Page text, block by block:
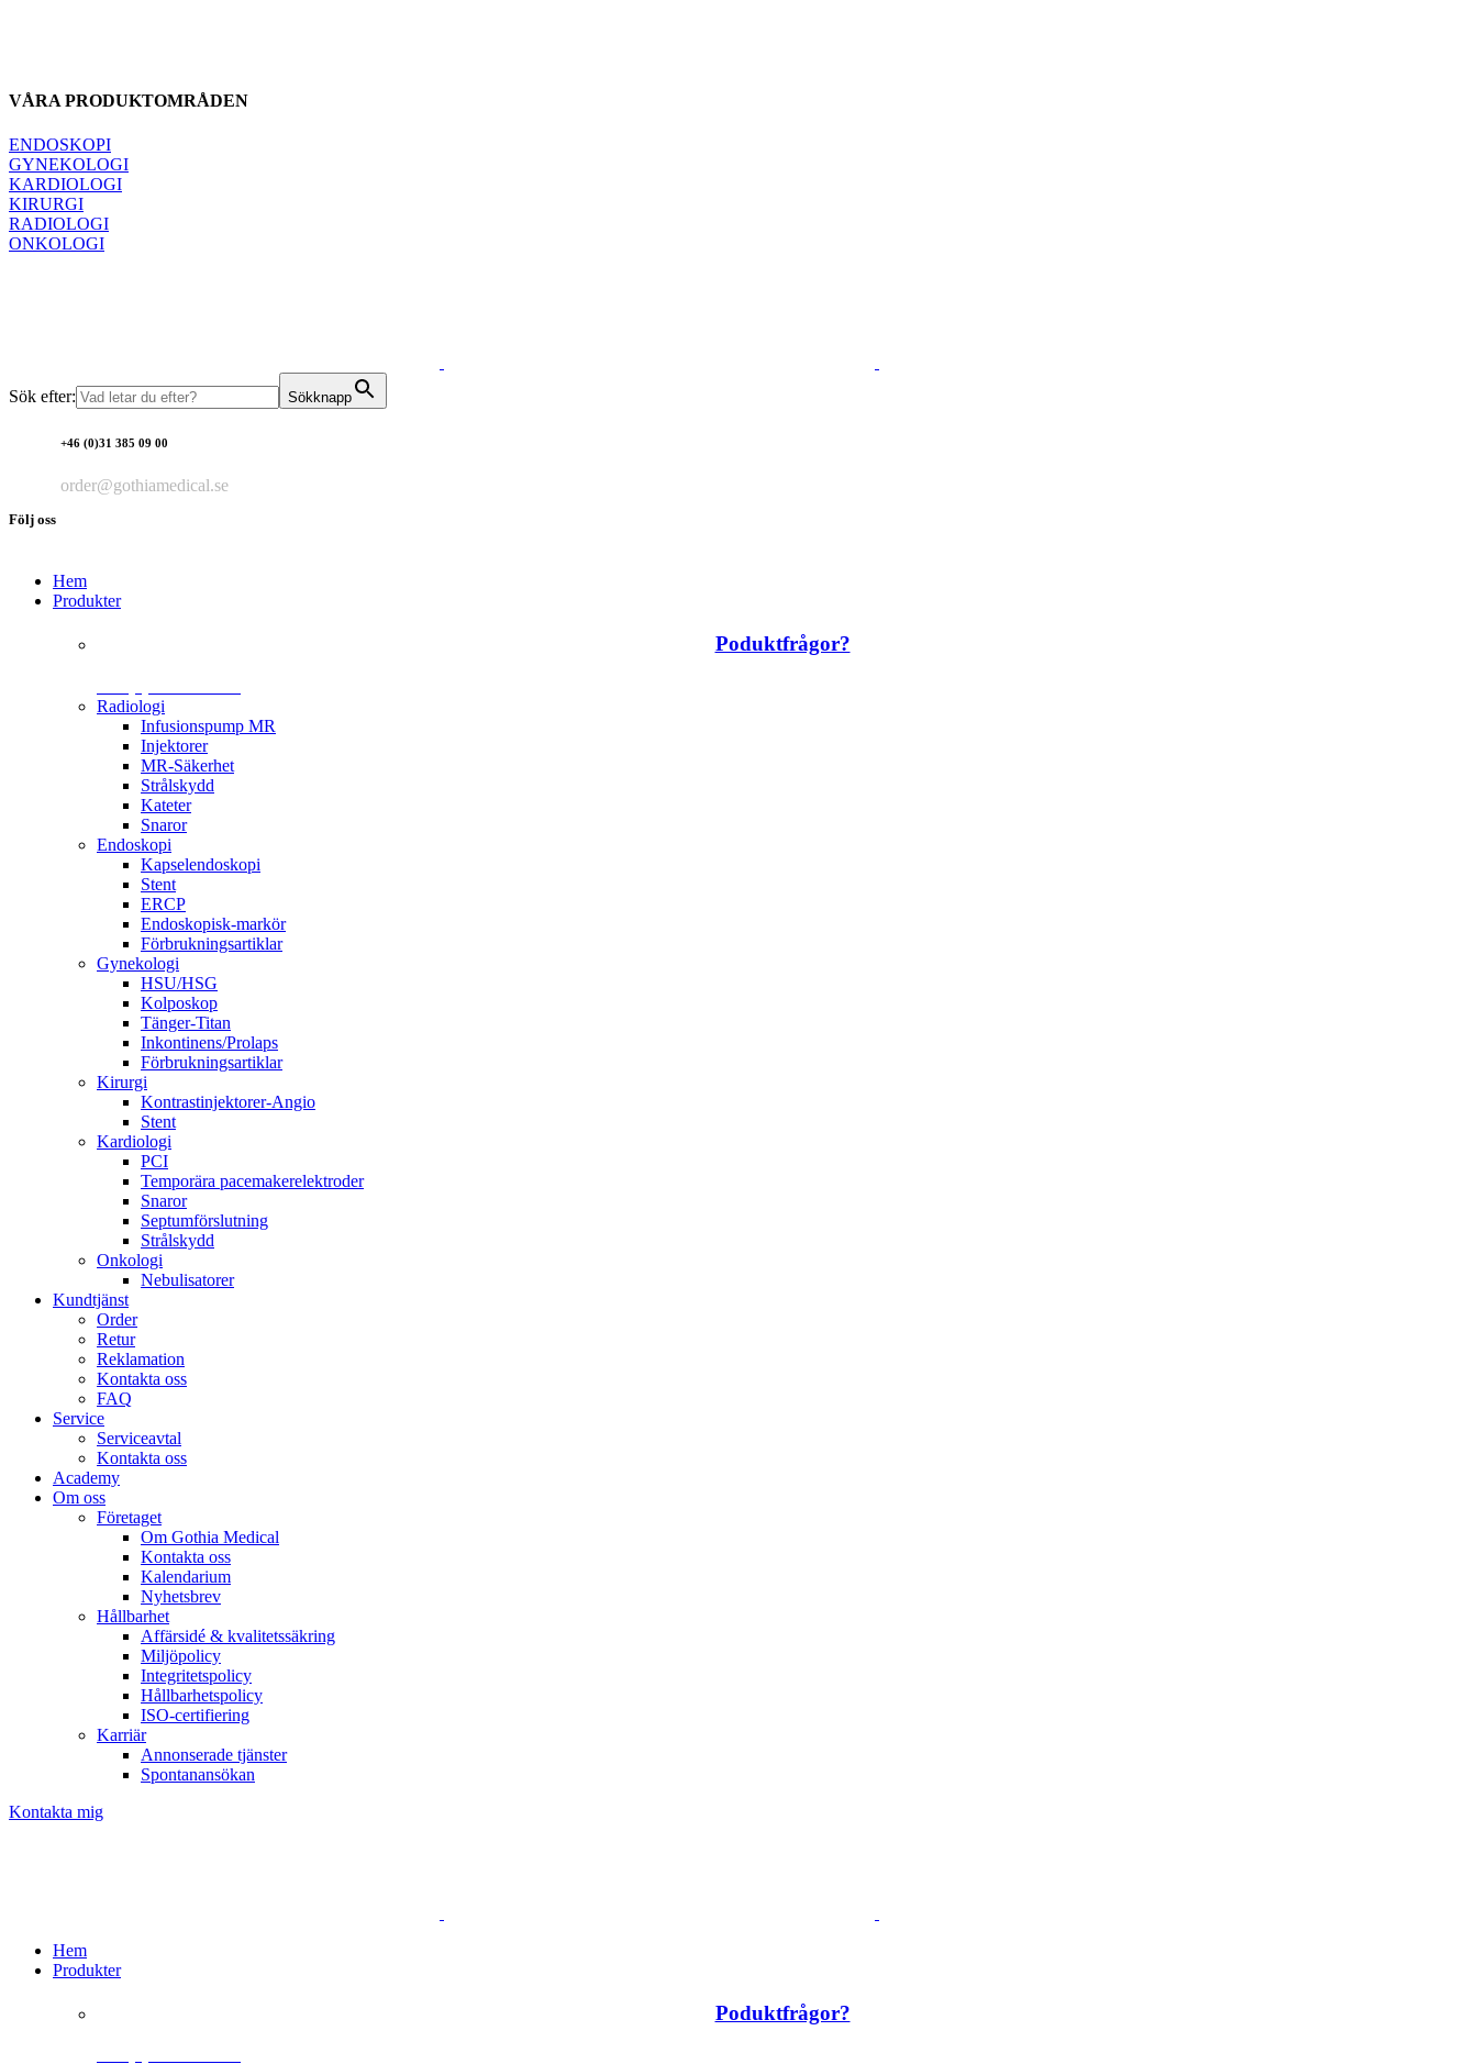
VÅRA PRODUKTOMRÅDEN
ENDOSKOPI
GYNEKOLOGI
KARDIOLOGI
KIRURGI
RADIOLOGI
ONKOLOGI
Sök efter: Sökknapp
+46 (0)31 385 09 00
order@gothiamedical.se
Följ oss
Hem
Produkter
Poduktfrågor?
Radiologi
Infusionspump MR
Injektorer
MR-Säkerhet
Strålskydd
Kateter
Snaror
Endoskopi
Kapselendoskopi
Stent
ERCP
Endoskopisk-markör
Förbrukningsartiklar
Gynekologi
HSU/HSG
Kolposkop
Tänger-Titan
Inkontinens/Prolaps
Förbrukningsartiklar
Kirurgi
Kontrastinjektorer-Angio
Stent
Kardiologi
PCI
Temporära pacemakerelektroder
Snaror
Septumförslutning
Strålskydd
Onkologi
Nebulisatorer
Kundtjänst
Order
Retur
Reklamation
Kontakta oss
FAQ
Service
Serviceavtal
Kontakta oss
Academy
Om oss
Företaget
Om Gothia Medical
Kontakta oss
Kalendarium
Nyhetsbrev
Hållbarhet
Affärsidé & kvalitetssäkring
Miljöpolicy
Integritetspolicy
Hållbarhetspolicy
ISO-certifiering
Karriär
Annonserade tjänster
Spontanansökan
Kontakta mig
Hem
Produkter
Poduktfrågor?